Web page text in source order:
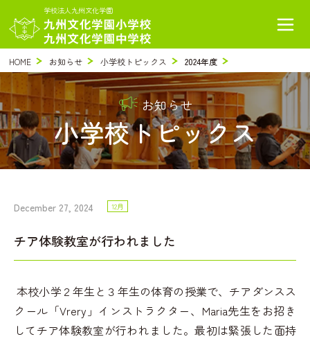
学校法人九州文化学園
HOME お知らせ 小学校トピックス 2024年度
お知らせ
小学校トピックス
December 27, 2024 12月
チア体験教室が行われました
本校小学２年生と３年生の体育の授業で、チアダンスス
クール「Vrery」インストラクター、Maria先生をお招き
してチア体験教室が行われました。最初は緊張した面持